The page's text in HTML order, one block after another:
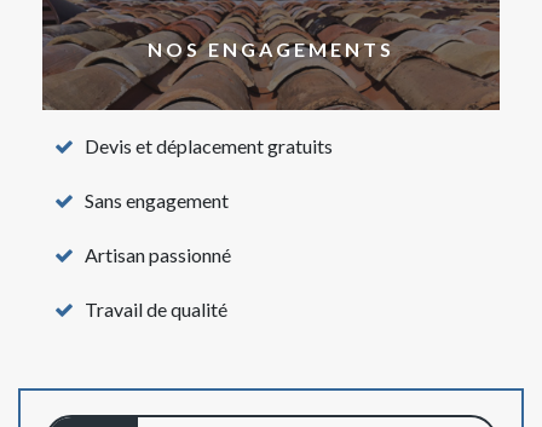
NOS ENGAGEMENTS
Devis et déplacement gratuits
Sans engagement
Artisan passionné
Travail de qualité